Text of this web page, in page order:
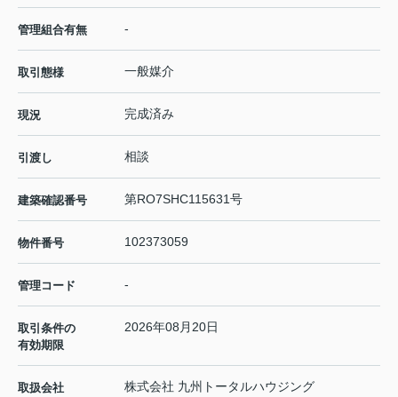
管理組合有無 -
取引態様 一般媒介
現況 完成済み
引渡し 相談
建築確認番号 第RO7SHC115631号
物件番号 102373059
管理コード -
取引条件の
有効期限
2026年08月20日
取扱会社
株式会社 九州トータルハウジング